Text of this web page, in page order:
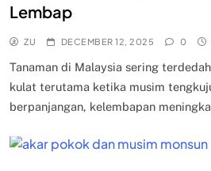
Lembap
ZU DECEMBER 12, 2025 0
Tanaman di Malaysia sering
kulat terutama ketika musim
berpanjangan, kelembapan